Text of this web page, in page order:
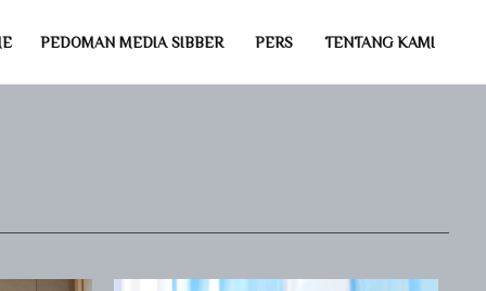
PEDOMAN MEDIA SIBBER PERS TENTANG KAMI